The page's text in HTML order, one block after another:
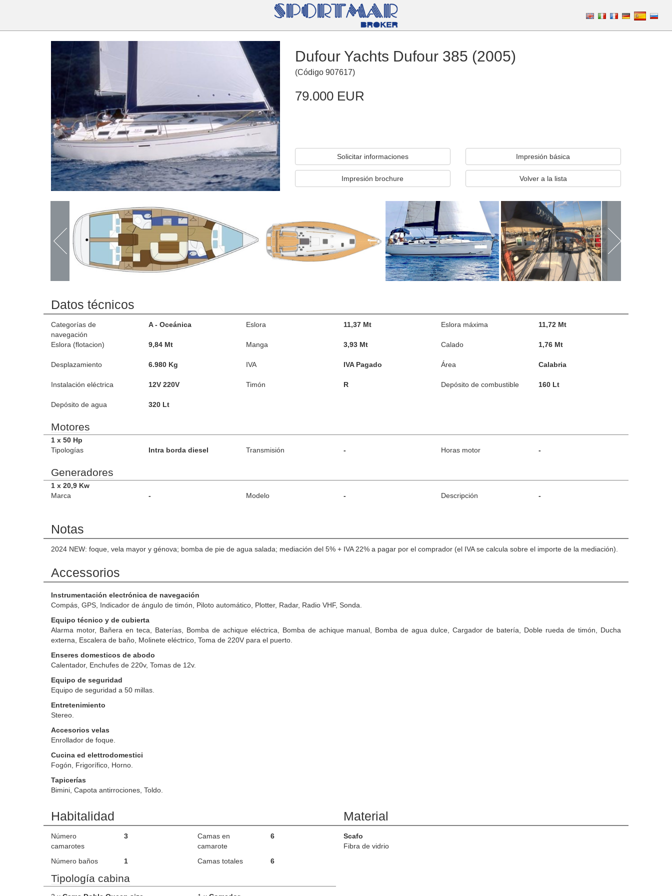
Dufour Yachts Dufour 385 (2005)
(Código 907617)
79.000 EUR
Solicitar informaciones Impresión básica
Impresión brochure Volver a la lista
Datos técnicos
Categorías de
navegación
A - Oceánica Eslora 11,37 Mt Eslora máxima 11,72 Mt
Eslora (flotacion) 9,84 Mt Manga 3,93 Mt Calado 1,76 Mt
Desplazamiento 6.980 Kg IVA IVA Pagado Área Calabria
Instalación eléctrica 12V 220V Timón R Depósito de combustible 160 Lt
Depósito de agua 320 Lt
Motores
1 x 50 Hp
Tipologías
Intra borda diesel Transmisión - Horas motor -
Generadores
1 x 20,9 Kw
Marca
- Modelo - Descripción -
Notas
2024 NEW: foque, vela mayor y génova; bomba de pie de agua salada; mediación del 5% + IVA 22% a pagar por el comprador (el IVA se calcula sobre el importe de la mediación).
Accessorios
Instrumentación electrónica de navegación
Compás, GPS, Indicador de ángulo de timón, Piloto automático, Plotter, Radar, Radio VHF, Sonda.
Equipo técnico y de cubierta
Alarma motor, Bañera en teca, Baterías, Bomba de achique eléctrica, Bomba de achique manual, Bomba de agua dulce, Cargador de batería, Doble rueda de timón, Ducha
externa, Escalera de baño, Molinete eléctrico, Toma de 220V para el puerto.
Enseres domesticos de abodo
Calentador, Enchufes de 220v, Tomas de 12v.
Equipo de seguridad
Equipo de seguridad a 50 millas.
Entretenimiento
Stereo.
Accesorios velas
Enrollador de foque.
Cucina ed elettrodomestici
Fogón, Frigorífico, Horno.
Tapicerías
Bimini, Capota antirrociones, Toldo.
Habitalidad
Número
camarotes
3
Número baños 1
Camas en
camarote
6
Camas totales 6
Tipología cabina
Material
Scafo
Fibra de vidrio